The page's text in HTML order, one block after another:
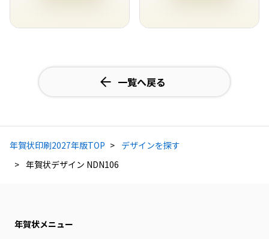
一覧へ戻る
年賀状印刷2027年版TOP
デザインを探す
年賀状デザイン NDN106
年賀状メニュー